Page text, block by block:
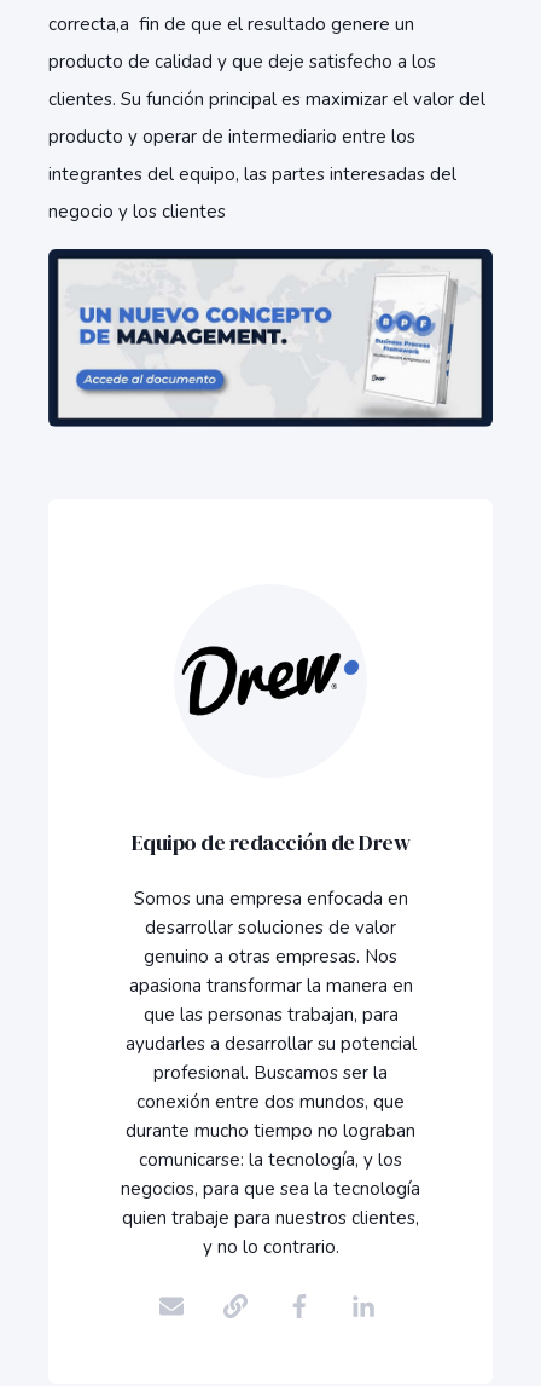
correcta,a fin de que el resultado genere un
producto de calidad y que deje satisfecho a los
clientes. Su función principal es maximizar el valor del
producto y operar de intermediario entre los
integrantes del equipo, las partes interesadas del
negocio y los clientes
Equipo de redacción de Drew
Somos una empresa enfocada en
desarrollar soluciones de valor
genuino a otras empresas. Nos
apasiona transformar la manera en
que las personas trabajan, para
ayudarles a desarrollar su potencial
profesional. Buscamos ser la
conexión entre dos mundos, que
durante mucho tiempo no lograban
comunicarse: la tecnología, y los
negocios, para que sea la tecnología
quien trabaje para nuestros clientes,
y no lo contrario.